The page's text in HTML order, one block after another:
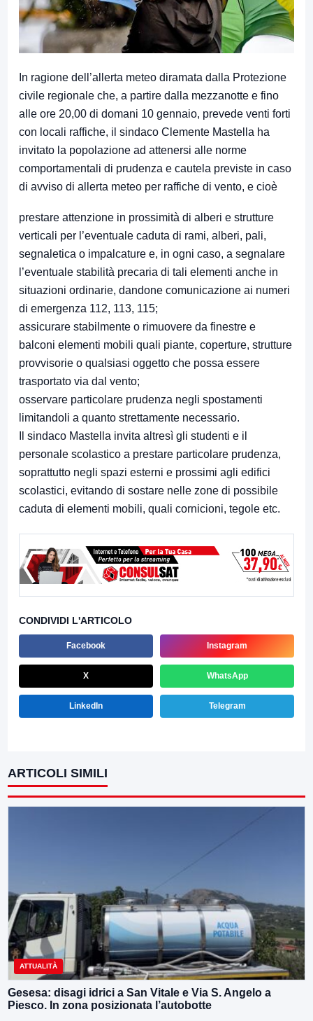
In ragione dell’allerta meteo diramata dalla Protezione
civile regionale che, a partire dalla mezzanotte e fino
alle ore 20,00 di domani 10 gennaio, prevede venti forti
con locali raffiche, il sindaco Clemente Mastella ha
invitato la popolazione ad attenersi alle norme
comportamentali di prudenza e cautela previste in caso
di avviso di allerta meteo per raffiche di vento, e cioè
prestare attenzione in prossimità di alberi e strutture
verticali per l’eventuale caduta di rami, alberi, pali,
segnaletica o impalcature e, in ogni caso, a segnalare
l’eventuale stabilità precaria di tali elementi anche in
situazioni ordinarie, dandone comunicazione ai numeri
di emergenza 112, 113, 115;
assicurare stabilmente o rimuovere da finestre e
balconi elementi mobili quali piante, coperture, strutture
provvisorie o qualsiasi oggetto che possa essere
trasportato via dal vento;
osservare particolare prudenza negli spostamenti
limitandoli a quanto strettamente necessario.
Il sindaco Mastella invita altresì gli studenti e il
personale scolastico a prestare particolare prudenza,
soprattutto negli spazi esterni e prossimi agli edifici
scolastici, evitando di sostare nelle zone di possibile
caduta di elementi mobili, quali cornicioni, tegole etc.
CONDIVIDI L'ARTICOLO
Facebook Instagram
X WhatsApp
LinkedIn Telegram
ARTICOLI SIMILI
ATTUALITÀ
Gesesa: disagi idrici a San Vitale e Via S. Angelo a
Piesco. In zona posizionata l’autobotte